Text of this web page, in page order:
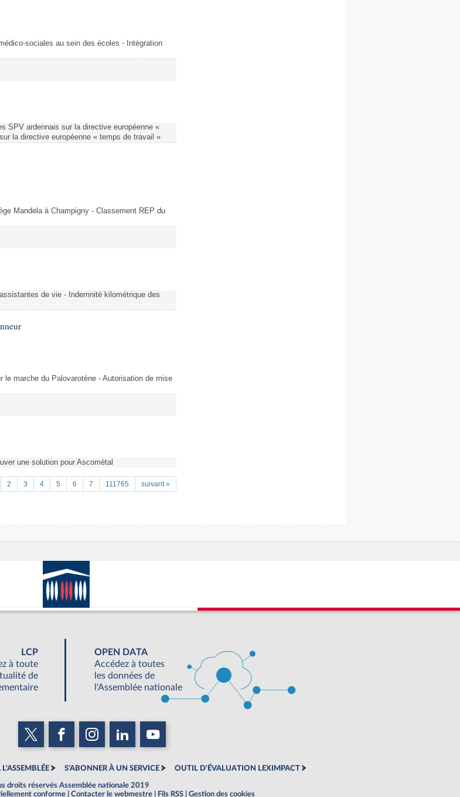
sociales au sein des écoles - Intégration
SPV ardennais sur la directive européenne «
la directive européenne « temps de travail »
Mandela à Champigny - Classement REP du
de vie - Indemnité kilométrique des
marche du Palovarotène - Autorisation de mise
une solution pour Ascométal
2 3 4 5 6 7 111765 suivant »
LCP
à toute
de
OPEN DATA
Accédez à toutes
les données de
l'Assemblée nationale
S'ABONNER À UN SERVICE OUTIL D'ÉVALUATION LEXIMPACT
droits réservés Assemblée nationale 2019
conforme Contacter le webmestre Fils RSS Gestion des cookies